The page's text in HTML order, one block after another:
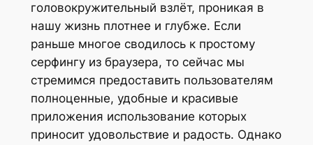
головокружительный взлёт, проникая в
нашу жизнь плотнее и глубже. Если
раньше многое сводилось к простому
серфингу из браузера, то сейчас мы
стремимся предоставить пользователям
полноценные, удобные и красивые
приложения использование которых
приносит удовольствие и радость. Однако